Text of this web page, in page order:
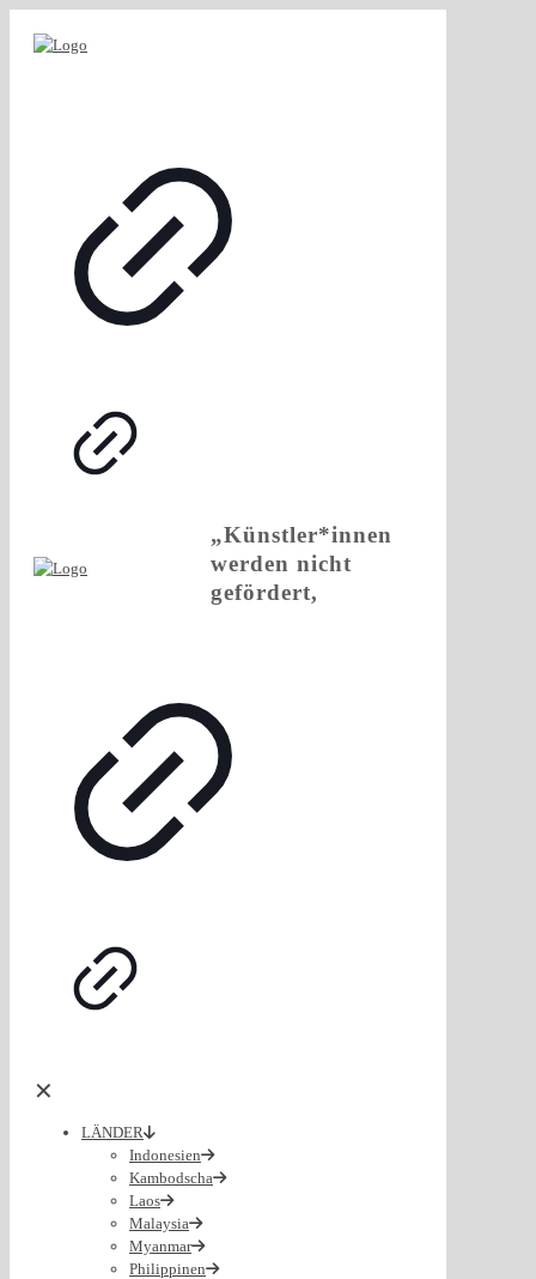
✕
LÄNDER
Indonesien
Kambodscha
Laos
Malaysia
Myanmar
Philippinen
„Künstler*innen
werden nicht
gefördert,